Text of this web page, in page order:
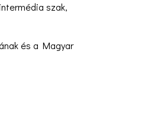
szak,
és a Magyar